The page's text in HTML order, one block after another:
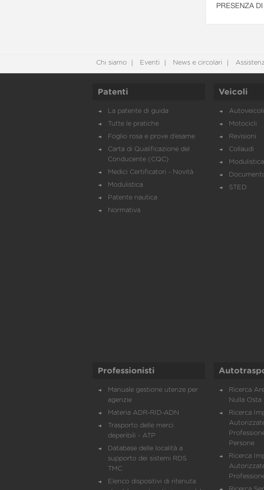
PRESENZA
Chi siamo Eventi News e circolari
Patenti
La patente di guida
Tutte le pratiche
Foglio rosa e prove d’esame
Carta di Qualificazione del
Conducente (CQC)
Medici Certificatori - Novità
Modulistica
Patente nautica
Normativa
Veicoli
Autoveicoli
Motocicli
Revisioni
Collaudi
Modulistica
STED
Professionisti
Manuale gestione utenze per
agenzie
Materia ADR-RID-ADN
Trasporto delle merci
deperibili - ATP
Database delle località a
supporto dei sistemi RDS
TMC
Elenco dispositivi di ritenuta
Ricerca
Nulla Osta
Ricerca
Persone
Ricerca